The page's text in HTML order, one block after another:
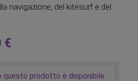
navigazione, del kitesurf e del
€
questo prodotto è disponibile